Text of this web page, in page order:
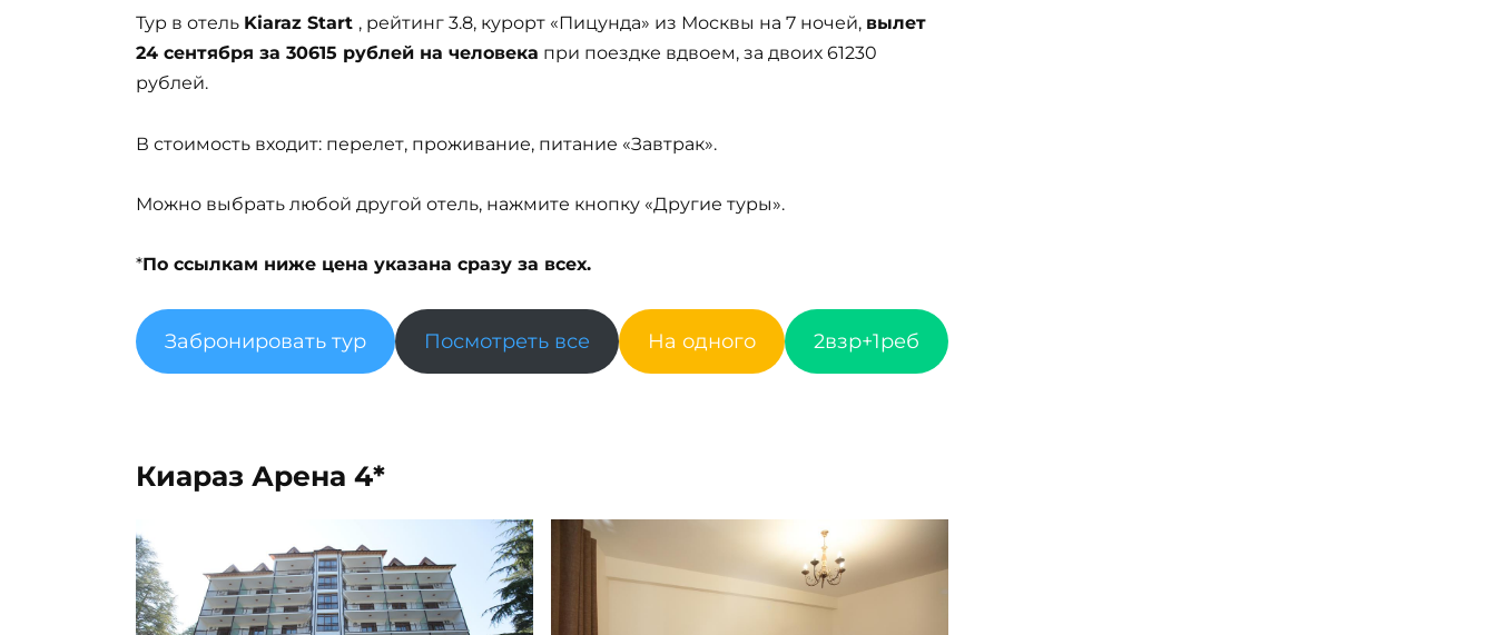
Тур в отель Kiaraz Start , рейтинг 3.8, курорт «Пицунда» из Москвы на 7 ночей, вылет
24 сентября за 30615 рублей на человека при поездке вдвоем, за двоих 61230
рублей.
В стоимость входит: перелет, проживание, питание «Завтрак».
Можно выбрать любой другой отель, нажмите кнопку «Другие туры».
*По ссылкам ниже цена указана сразу за всех.
Забронировать тур Посмотреть все На одного 2взр+1реб
Киараз Арена 4*